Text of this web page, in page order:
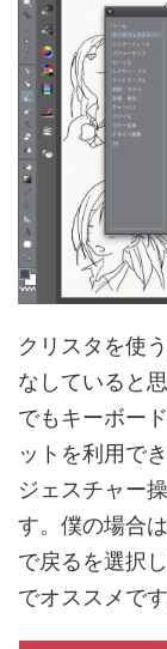
クリスタを使
なしていると
でもキーボー
ットを利用で
ジェスチャー
す。僕の場合
で戻るを選択
でオススメです